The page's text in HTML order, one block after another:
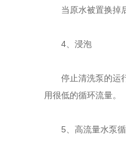
当原水被置换掉
4、浸泡
停止清洗泵的运
用很低的循环流量。
5、高流量水泵